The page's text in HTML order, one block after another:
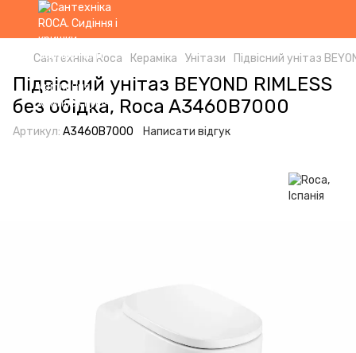
Сантехніка Roca Кераміка Унітази Підвісний унітаз
Підвісний унітаз BEYOND RIMLESS
без обідка, Roca A3460B7000
Артикул: A3460B7000 Написати відгук